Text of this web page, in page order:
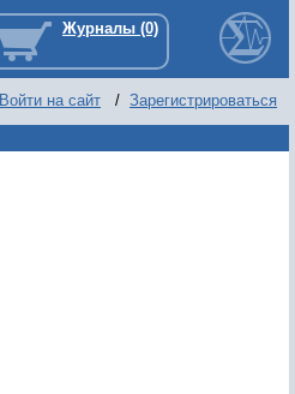
Войти на сайт / Зарегистрироваться